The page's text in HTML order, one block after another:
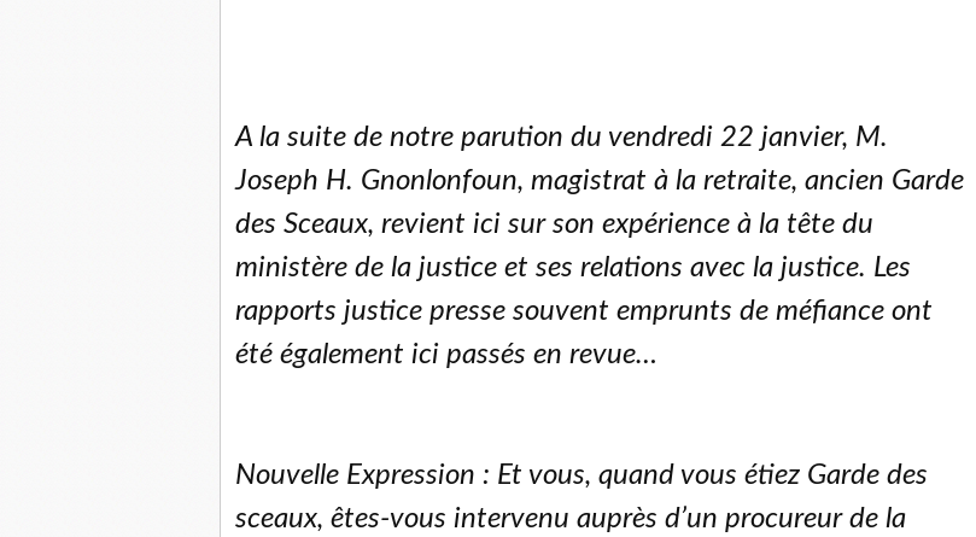
A la suite de notre parution du vendredi 22 janvier, M.
Joseph H. Gnonlonfoun, magistrat à la retraite, ancien Garde
des Sceaux, revient ici sur son expérience à la tête du
ministère de la justice et ses relations avec la justice. Les
rapports justice presse souvent emprunts de méfiance ont
été également ici passés en revue…
Nouvelle Expression : Et vous, quand vous étiez Garde des
sceaux, êtes-vous intervenu auprès d’un procureur de la